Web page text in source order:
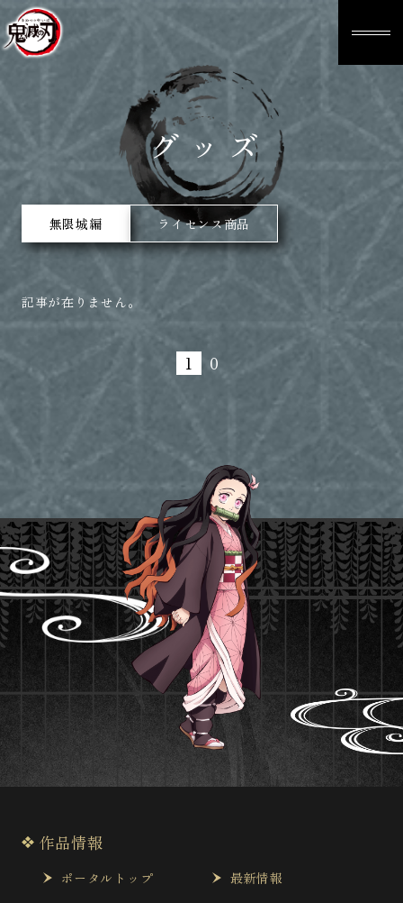
グッズ
無限城編 ライセンス商品
記事が在りません。
1 0
作品情報
ポータルトップ
最新情報